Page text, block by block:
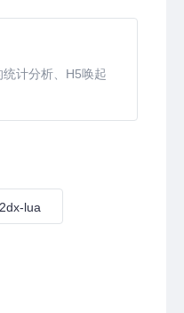
计分析、H5唤起
lua